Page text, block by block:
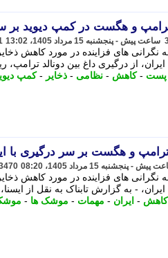
و هگست در کمپ دیوید بر
13:02
نگرانی های فزاینده در مورد کاهش
از درگیری داغ بین دونالد ترامپ،
پست -کاهش - نظامی - ذخایر -کمپ
و هگست بر سر درگیری با
نگرانی های فزاینده در مورد کاهش
- به گزارش تابناک به نقل از ایسنا،
کاهش - ایران - مهمات - موشک ها -